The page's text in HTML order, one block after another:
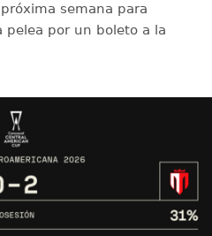
semana para
pelea por un boleto a la